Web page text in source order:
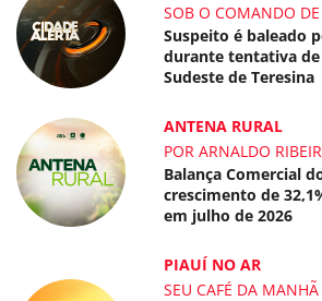
SOB O COMANDO
Suspeito é baleado
durante tentativa
Sudeste de Teresina
ANTENA RURAL
POR ARNALDO
Balança Comercial
crescimento de
em julho de 2026
PIAUÍ NO AR
SEU CAFÉ DA